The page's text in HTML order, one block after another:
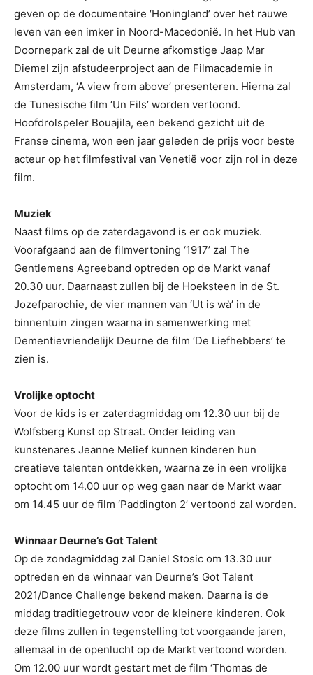
geven op de documentaire ‘Honingland’ over het rauwe
leven van een imker in Noord-Macedonië. In het Hub van
Doornepark zal de uit Deurne afkomstige Jaap Mar
Diemel zijn afstudeerproject aan de Filmacademie in
Amsterdam, ‘A view from above’ presenteren. Hierna zal
de Tunesische film ‘Un Fils’ worden vertoond.
Hoofdrolspeler Bouajila, een bekend gezicht uit de
Franse cinema, won een jaar geleden de prijs voor beste
acteur op het filmfestival van Venetië voor zijn rol in deze
film.
Muziek
Naast films op de zaterdagavond is er ook muziek.
Voorafgaand aan de filmvertoning ‘1917’ zal The
Gentlemens Agreeband optreden op de Markt vanaf
20.30 uur. Daarnaast zullen bij de Hoeksteen in de St.
Jozefparochie, de vier mannen van ‘Ut is wà’ in de
binnentuin zingen waarna in samenwerking met
Dementievriendelijk Deurne de film ‘De Liefhebbers’ te
zien is.
Vrolijke optocht
Voor de kids is er zaterdagmiddag om 12.30 uur bij de
Wolfsberg Kunst op Straat. Onder leiding van
kunstenares Jeanne Melief kunnen kinderen hun
creatieve talenten ontdekken, waarna ze in een vrolijke
optocht om 14.00 uur op weg gaan naar de Markt waar
om 14.45 uur de film ‘Paddington 2’ vertoond zal worden.
Winnaar Deurne’s Got Talent
Op de zondagmiddag zal Daniel Stosic om 13.30 uur
optreden en de winnaar van Deurne’s Got Talent
2021/Dance Challenge bekend maken. Daarna is de
middag traditiegetrouw voor de kleinere kinderen. Ook
deze films zullen in tegenstelling tot voorgaande jaren,
allemaal in de openlucht op de Markt vertoond worden.
Om 12.00 uur wordt gestart met de film ‘Thomas de